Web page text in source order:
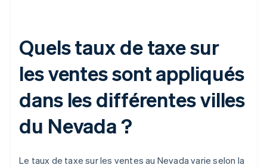
Quels taux de taxe sur
les ventes sont appliqués
dans les différentes villes
du Nevada ?
Le taux de taxe sur les ventes au Nevada varie selon la